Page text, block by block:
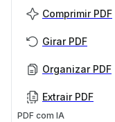
Comprimir PDF
Girar PDF
Organizar PDF
Extrair PDF
PDF com IA